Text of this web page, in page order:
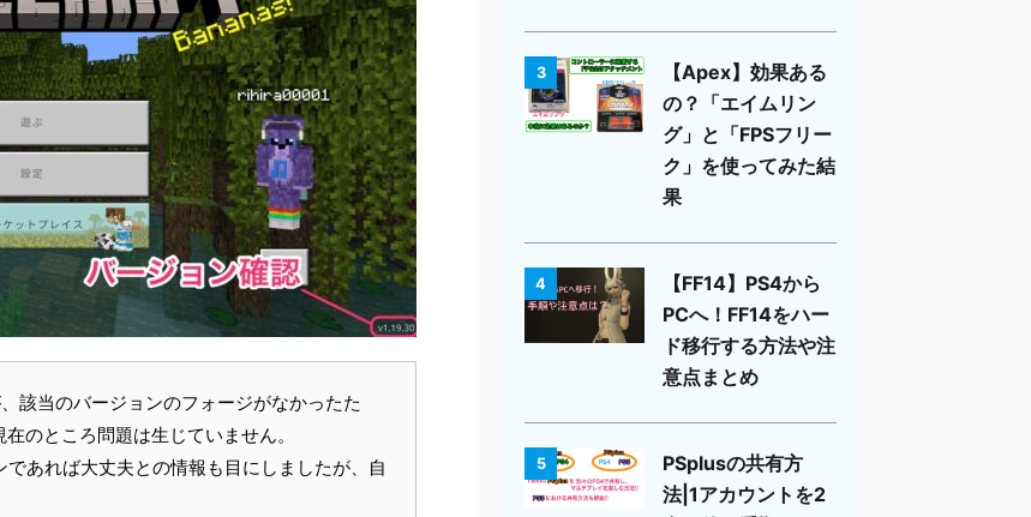
該当のバージョンのフォージがなかったた
のところ問題は生じていません。
あれば大丈夫との情報も目にしましたが、自
3
【Apex】効果ある
の？「エイムリン
グ」と「FPSフリー
ク」を使ってみた結
果
4
【FF14】PS4から
PCへ！FF14をハー
ド移行する方法や注
意点まとめ
5
PSplusの共有方
法|1アカウントを2